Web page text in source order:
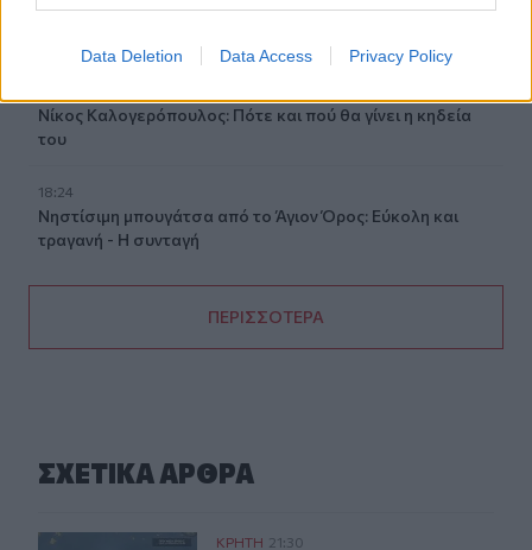
Data Deletion Data Access Privacy Policy
Πυρκαγιά στο Κοκκινόχωμα Καβάλας: 4 αεροσκάφη και
Νίκος Καλογερόπουλος: Πότε και πού θα γίνει η κηδεία
του
18:24
Νηστίσιμη μπουγάτσα από το Άγιον Όρος: Εύκολη και
τραγανή - Η συνταγή
ΠΕΡΙΣΣΟΤΕΡΑ
ΣΧΕΤΙΚA AΡΘΡΑ
Ο καιρός στην Κρήτη την Τρίτη
ΚΡΗΤΗ 21:30